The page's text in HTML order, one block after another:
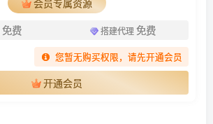
会员专属资源
免费 搭建代理 免费
您暂无购买权限，请先开通会员
开通会员